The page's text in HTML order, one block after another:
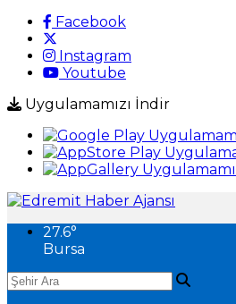
Facebook
Instagram
Youtube
Uygulamamızı İndir
27.6°
Bursa